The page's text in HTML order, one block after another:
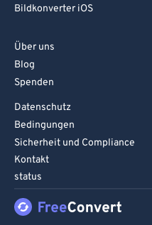
Bildkonverter iOS
Über uns
Blog
Spenden
Datenschutz
Bedingungen
Sicherheit und Compliance
Kontakt
status